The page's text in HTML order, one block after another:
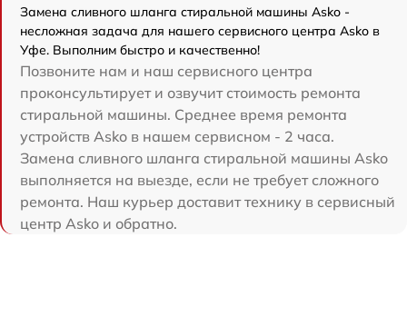
Замена сливного шланга стиральной машины Asko -
несложная задача для нашего сервисного центра Asko в
Уфе. Выполним быстро и качественно!
Позвоните нам и наш сервисного центра
проконсультирует и озвучит стоимость ремонта
стиральной машины. Среднее время ремонта
устройств Asko в нашем сервисном - 2 часа.
Замена сливного шланга стиральной машины Asko
выполняется на выезде, если не требует сложного
ремонта. Наш курьер доставит технику в сервисный
центр Asko и обратно.